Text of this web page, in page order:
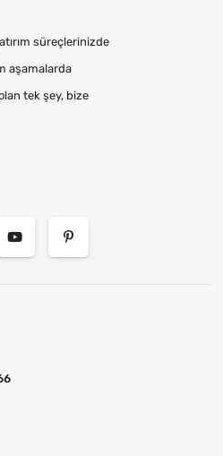
süreçlerinizde
aşamalarda
tek şey, bize